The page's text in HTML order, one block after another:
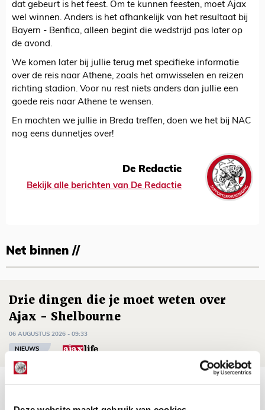
dat gebeurt is het feest. Om te kunnen feesten, moet Ajax
wel winnen. Anders is het afhankelijk van het resultaat bij
Bayern - Benfica, alleen begint die wedstrijd pas later op
de avond.
We komen later bij jullie terug met specifieke informatie
over de reis naar Athene, zoals het omwisselen en reizen
richting stadion. Voor nu rest niets anders dan jullie een
goede reis naar Athene te wensen.
En mochten we jullie in Breda treffen, doen we het bij NAC
nog eens dunnetjes over!
De Redactie
Bekijk alle berichten van De Redactie
Net binnen //
Drie dingen die je moet weten over
Ajax - Shelbourne
06 AUGUSTUS 2026 - 09:33
NIEUWS
Ter Stegen over uitdagingen en
leidersrol bij Ajax